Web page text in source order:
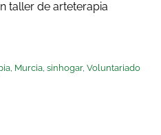
taller de arteterapia
, Murcia,sinhogar,Voluntariado